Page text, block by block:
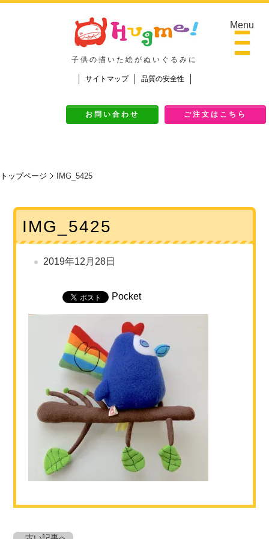
ご挨拶
Menu
子供の描いた絵がぬいぐるみに
サイトマップ 品質の安全性
お問い合わせ ご注文はこちら
トップページ IMG_5425
IMG_5425
2019年12月28日
Pocket